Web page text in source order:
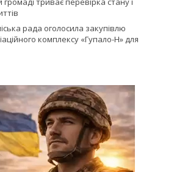
рада оголосила закупівлю
комплексу «Гупало-Н» для